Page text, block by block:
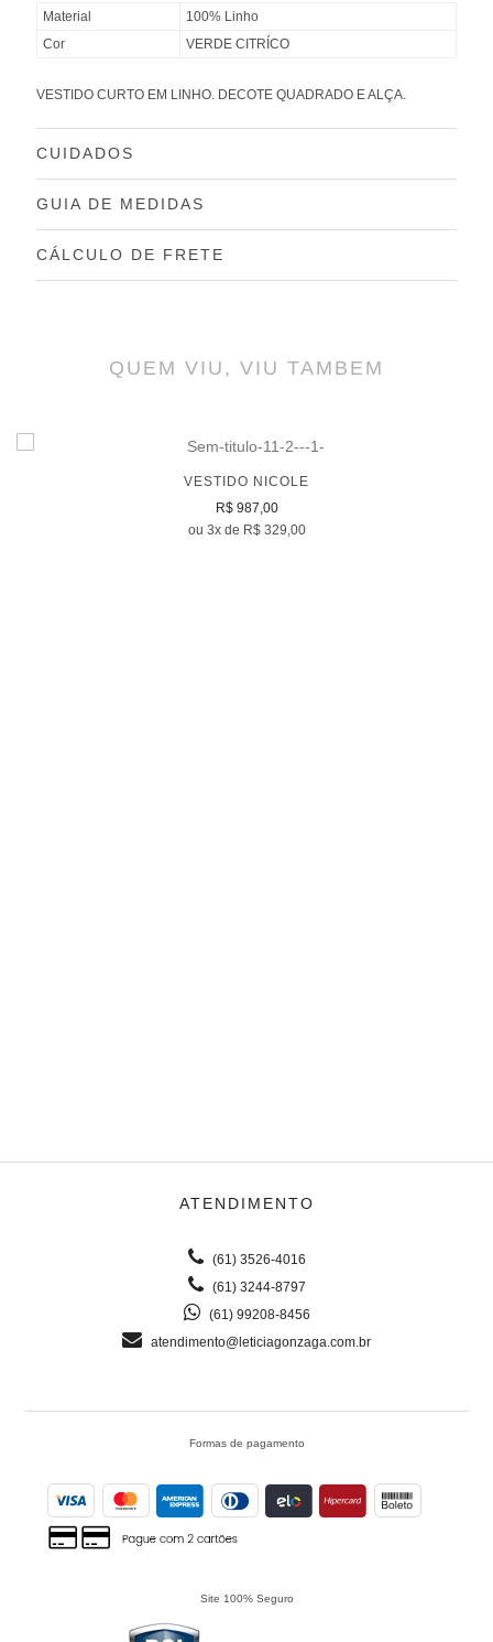
Material
100% Linho
Cor
VERDE CITRÍCO
VESTIDO CURTO EM LINHO. DECOTE QUADRADO E ALÇA.
CUIDADOS
GUIA DE MEDIDAS
CÁLCULO DE FRETE
QUEM VIU, VIU TAMBEM
VESTIDO NICOLE
R$ 987,00
ou 3x de R$ 329,00
ATENDIMENTO
(61) 3526-4016
(61) 3244-8797
(61) 99208-8456
atendimento@leticiagonzaga.com.br
Formas de pagamento
Site 100% Seguro